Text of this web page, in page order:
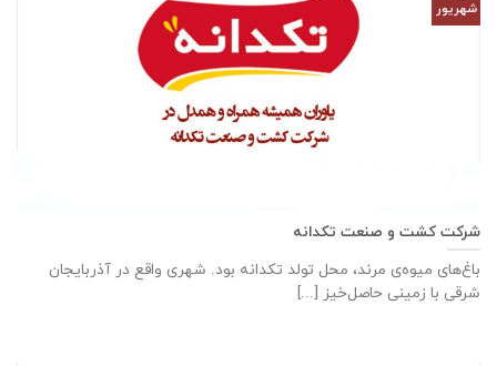
شرکت کشت و صنعت تکدانه
باغ‌های میوه‌ی مرند، محل تولد تکدانه بود. شهری واقع در آذربایجان
شرقی با زمینی حاصل‌خیز [...]
شهریور